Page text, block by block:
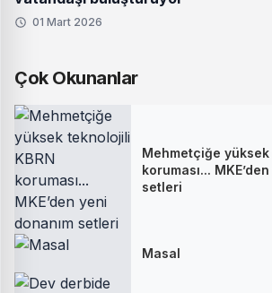
01 Mart 2026
Çok Okunanlar
Mehmetçiğe
koruması...
setleri
Masal